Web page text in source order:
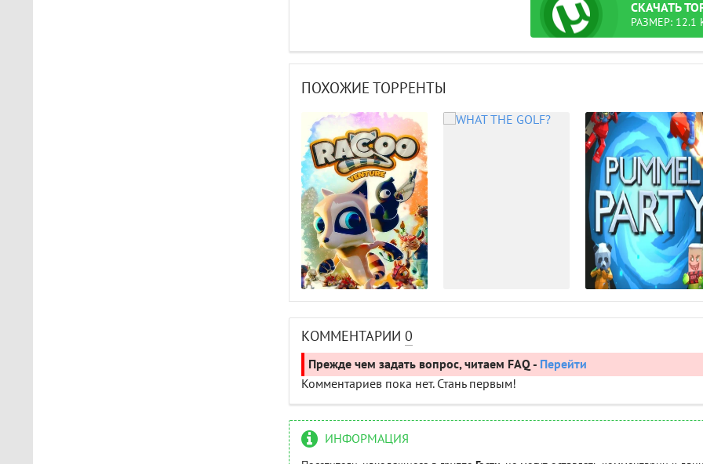
СКАЧАТЬ
РАЗМЕР: 12.1
ПОХОЖИЕ ТОРРЕНТЫ
КОММЕНТАРИИ0
Прежде чем задать вопрос, читаем FAQ - Перейти
Комментариев пока нет. Стань первым!
ИНФОРМАЦИЯ